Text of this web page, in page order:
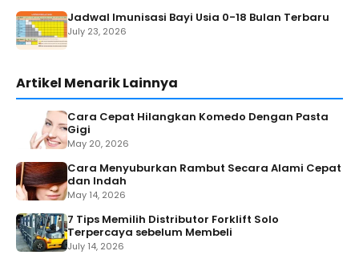
Jadwal Imunisasi Bayi Usia 0-18 Bulan Terbaru
July 23, 2026
Artikel Menarik Lainnya
Cara Cepat Hilangkan Komedo Dengan Pasta
Gigi
May 20, 2026
Cara Menyuburkan Rambut Secara Alami Cepat
dan Indah
May 14, 2026
7 Tips Memilih Distributor Forklift Solo
Terpercaya sebelum Membeli
July 14, 2026